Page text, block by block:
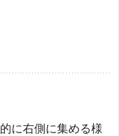
に右側に集める様